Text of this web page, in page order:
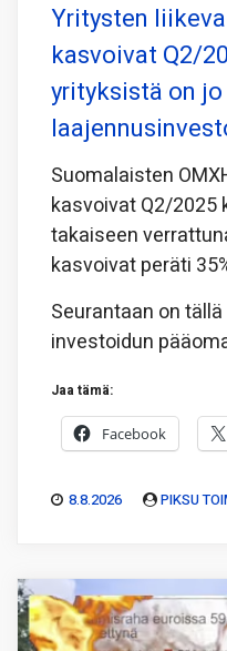
Yritysten
kasvoivat Q2/
yrityksistä on
Suomalaisten
kasvoivat Q2/2025
takaiseen
kasvoivat peräti
Seurantaan on
investoidun
Jaa tämä:
Facebook
8.8.2026 PIKSU